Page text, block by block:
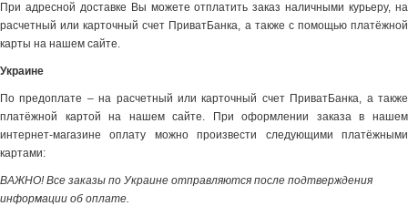
При адресной доставке Вы можете отплатить заказ наличными курьеру, на
расчетный или карточный счет ПриватБанка, а также с помощью платёжной
карты на нашем сайте.
Украине
По предоплате – на расчетный или карточный счет ПриватБанка, а также
платёжной картой на нашем сайте. При оформлении заказа в нашем
интернет-магазине оплату можно произвести следующими платёжными
картами:
ВАЖНО! Все заказы по Украине отправляются после подтверждения
информации об оплате.